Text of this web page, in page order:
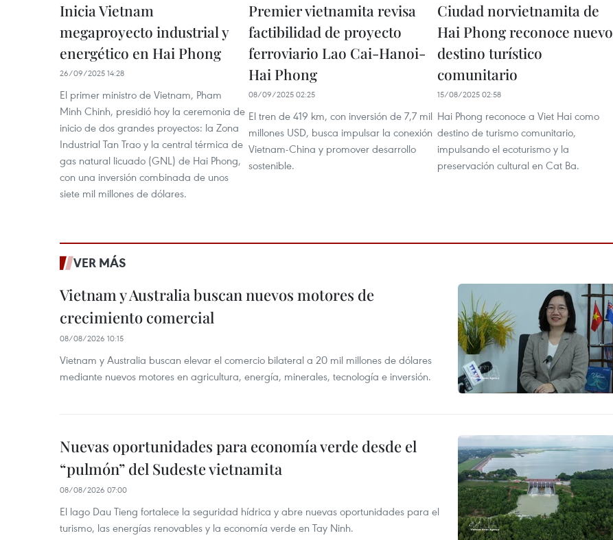
Inicia Vietnam
megaproyecto industrial y
energético en Hai Phong
26/09/2025 14:28
El primer ministro de Vietnam, Pham
Minh Chinh, presidió hoy la ceremonia de
inicio de dos grandes proyectos: la Zona
Industrial Tan Trao y la central térmica de
gas natural licuado (GNL) de Hai Phong,
con una inversión combinada de unos
siete mil millones de dólares.
Premier vietnamita revisa
factibilidad de proyecto
ferroviario Lao Cai-Hanoi-
Hai Phong
08/09/2025 02:25
El tren de 419 km, con inversión de 7,7 mil
millones USD, busca impulsar la conexión
Vietnam-China y promover desarrollo
sostenible.
Ciudad norvietnamita de
Hai Phong reconoce nuevo
destino turístico
comunitario
15/08/2025 02:58
Hai Phong reconoce a Viet Hai como
destino de turismo comunitario,
impulsando el ecoturismo y la
preservación cultural en Cat Ba.
VER MÁS
Vietnam y Australia buscan nuevos motores de
crecimiento comercial
08/08/2026 10:15
Vietnam y Australia buscan elevar el comercio bilateral a 20 mil millones de dólares
mediante nuevos motores en agricultura, energía, minerales, tecnología e inversión.
Nuevas oportunidades para economía verde desde el
“pulmón” del Sudeste vietnamita
08/08/2026 07:00
El lago Dau Tieng fortalece la seguridad hídrica y abre nuevas oportunidades para el
turismo, las energías renovables y la economía verde en Tay Ninh.